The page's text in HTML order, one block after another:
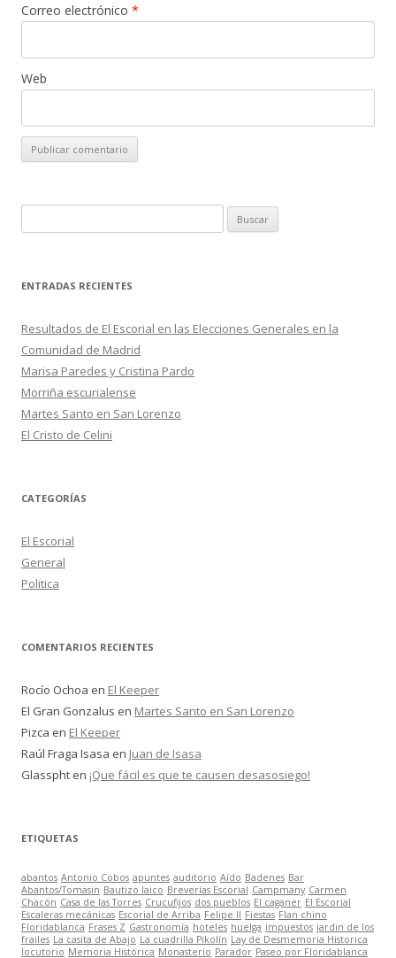
Correo electrónico *
Web
u
ENTRADAS RECIENTES
Resultados de El Escorial en las Elecciones Generales en la
Comunidad de Madrid
Marisa Paredes y Cristina Pardo
Morriña escurialense
Martes Santo en San Lorenzo
El Cristo de Celini
CATEGORÍAS
El Escorial
General
Politica
COMENTARIOS RECIENTES
Rocío Ochoa en El Keeper
El Gran Gonzalus en Martes Santo en San Lorenzo
Pizca en El Keeper
Raúl Fraga Isasa en Juan de Isasa
Glasspht en ¡Que fácil es que te causen desasosiego!
ETIQUETAS
abantos Antonio Cobos apuntes auditorio Aído Badenes Bar
Abantos/Tomasin Bautizo laico Breverías Escorial Campmany Carmen
Chacón Casa de las Torres Crucufijos dos pueblos El caganer El Escorial
Escaleras mecánicas Escorial de Arriba Felipe II Fiestas Flan chino
Floridablanca Frases Z Gastronomía hoteles huelga impuestos jardin de los
frailes La casita de Abajo La cuadrilla Pikolín Lay de Desmemoria Historica
locutorio Memoria Histórica Monasterio Parador Paseo por Floridablanca